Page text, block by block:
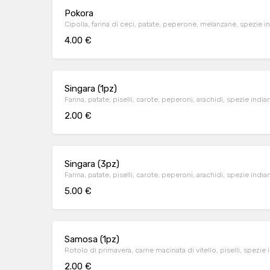
Pokora
Cipolla, farina di ceci, patate, peperone, melanzane, spezie
4.00 €
Singara (1pz)
Farina, patate, piselli, carote, peperoni, arachidi, spezie
2.00 €
Singara (3pz)
Farina, patate, piselli, carote, peperoni, arachidi, spezie
5.00 €
Samosa (1pz)
Rotolo di primavera, carne macinata di vitello, piselli, spezie
2.00 €